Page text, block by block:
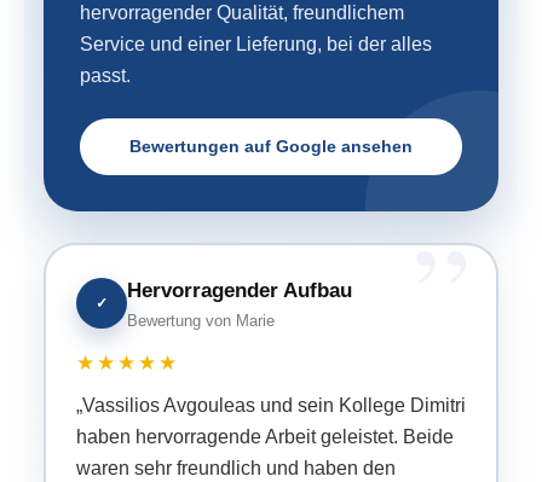
hervorragender Qualität, freundlichem
Service und einer Lieferung, bei der alles
passt.
Bewertungen auf Google ansehen
✓
Hervorragender Aufbau
Bewertung von Marie
★★★★★
„Vassilios Avgouleas und sein Kollege Dimitri
haben hervorragende Arbeit geleistet. Beide
waren sehr freundlich und haben den